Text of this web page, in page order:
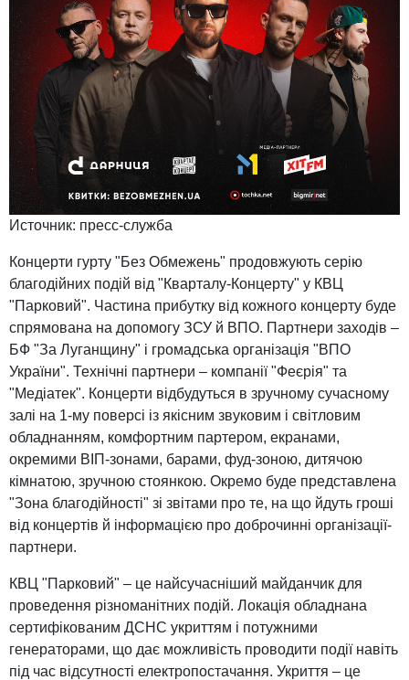
Источник: пресс-служба
Концерти гурту "Без Обмежень" продовжують серію
благодійних подій від "Кварталу-Концерту" у КВЦ
"Парковий". Частина прибутку від кожного концерту буде
спрямована на допомогу ЗСУ й ВПО. Партнери заходів –
БФ "За Луганщину" і громадська організація "ВПО
України". Технічні партнери – компанії "Феєрія" та
"Медіатек". Концерти відбудуться в зручному сучасному
залі на 1-му поверсі із якісним звуковим і світловим
обладнанням, комфортним партером, екранами,
окремими ВІП-зонами, барами, фуд-зоною, дитячою
кімнатою, зручною стоянкою. Окремо буде представлена
"Зона благодійності" зі звітами про те, на що йдуть гроші
від концертів й інформацією про доброчинні організації-
партнери.
КВЦ "Парковий" – це найсучасніший майданчик для
проведення різноманітних подій. Локація обладнана
сертифікованим ДСНС укриттям і потужними
генераторами, що дає можливість проводити події навіть
під час відсутності електропостачання. Укриття – це